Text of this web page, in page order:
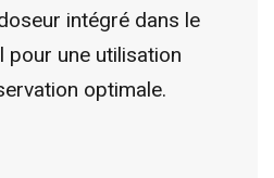
intégré dans le
pour une utilisation
optimale.